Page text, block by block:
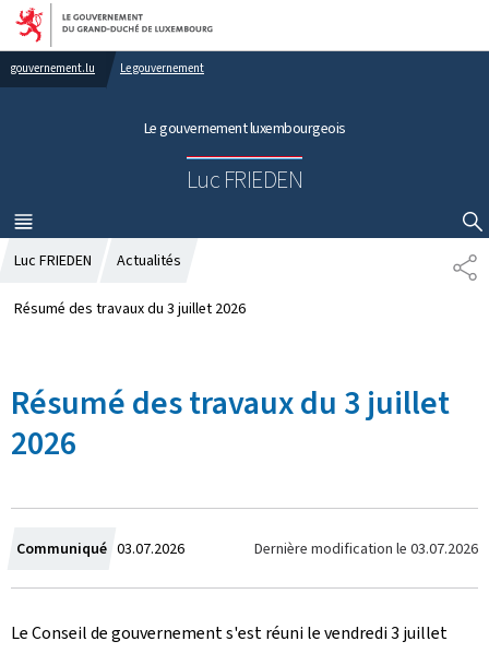
Aller au menu principal
Aller au contenu
gouvernement.lu Le gouvernement
Le gouvernement luxembourgeois
Luc FRIEDEN
MENU
PRINCIPAL
AFFICHER / MASQUER LA RECHERCHE
P
A
Luc FRIEDEN Actualités
Résumé des travaux du 3 juillet 2026
Résumé des travaux du 3 juillet
2026
Communiqué C
r
é
03.07.2026 Dernière modification le 03.07.2026
Le Conseil de gouvernement s'est réuni le vendredi 3 juillet